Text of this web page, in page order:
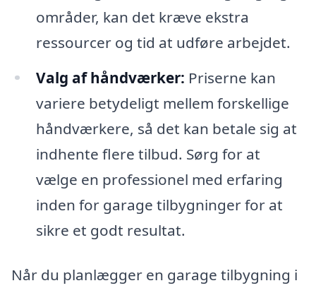
områder, kan det kræve ekstra
ressourcer og tid at udføre arbejdet.
Valg af håndværker: Priserne kan
variere betydeligt mellem forskellige
håndværkere, så det kan betale sig at
indhente flere tilbud. Sørg for at
vælge en professionel med erfaring
inden for garage tilbygninger for at
sikre et godt resultat.
Når du planlægger en garage tilbygning i